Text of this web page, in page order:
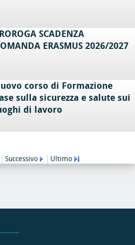
SCADENZA
ERASMUS 2026/2027
corso di Formazione
sulla sicurezza e salute sui
di lavoro
Successivo Ultimo